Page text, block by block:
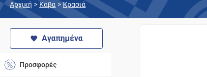
Αρχική > Κάβα > Κρασιά
Αγαπημένα
Προσφορές